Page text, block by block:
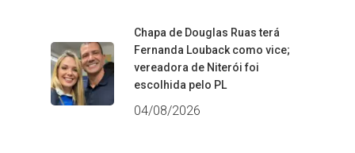
Chapa de Douglas Ruas terá
Fernanda Louback como vice;
vereadora de Niterói foi
escolhida pelo PL
04/08/2026